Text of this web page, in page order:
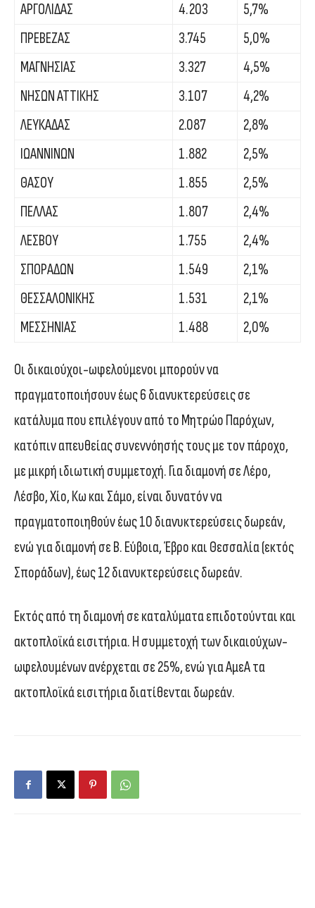
ΑΡΓΟΛΙΔΑΣ
4.203
5,7%
ΠΡΕΒΕΖΑΣ
3.745
5,0%
ΜΑΓΝΗΣΙΑΣ
3.327
4,5%
ΝΗΣΩΝ ΑΤΤΙΚΗΣ
3.107
4,2%
ΛΕΥΚΑΔΑΣ
2.087
2,8%
ΙΩΑΝΝΙΝΩΝ
1.882
2,5%
ΘΑΣΟΥ
1.855
2,5%
ΠΕΛΛΑΣ
1.807
2,4%
ΛΕΣΒΟΥ
1.755
2,4%
ΣΠΟΡΑΔΩΝ
1.549
2,1%
ΘΕΣΣΑΛΟΝΙΚΗΣ
1.531
2,1%
ΜΕΣΣΗΝΙΑΣ
1.488 2,0%
Οι δικαιούχοι-ωφελούμενοι μπορούν να
πραγματοποιήσουν έως 6 διανυκτερεύσεις σε
κατάλυμα που επιλέγουν από το Μητρώο Παρόχων,
κατόπιν απευθείας συνεννόησής τους με τον πάροχο,
με μικρή ιδιωτική συμμετοχή. Για διαμονή σε Λέρο,
Λέσβο, Χίο, Κω και Σάμο, είναι δυνατόν να
πραγματοποιηθούν έως 10 διανυκτερεύσεις δωρεάν,
ενώ για διαμονή σε Β. Εύβοια, Έβρο και Θεσσαλία (εκτός
Σποράδων), έως 12 διανυκτερεύσεις δωρεάν.
Εκτός από τη διαμονή σε καταλύματα επιδοτούνται και
ακτοπλοϊκά εισιτήρια. Η συμμετοχή των δικαιούχων-
ωφελουμένων ανέρχεται σε 25%, ενώ για ΑμεΑ τα
ακτοπλοϊκά εισιτήρια διατίθενται δωρεάν.